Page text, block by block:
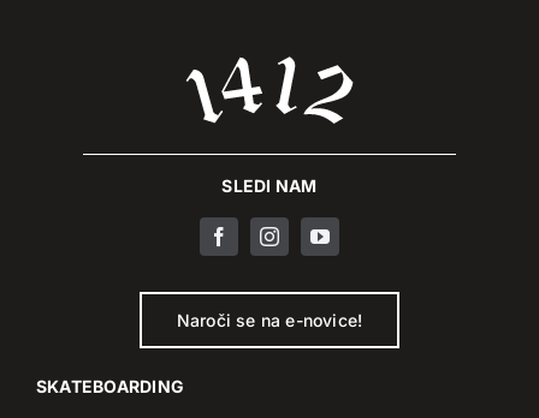
SLEDI NAM
Naroči se na e-novice!
SKATEBOARDING